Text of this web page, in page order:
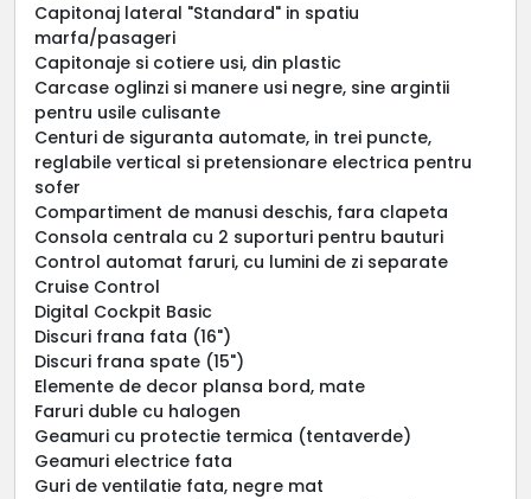
Capitonaj lateral "Standard" in spatiu
marfa/pasageri
Capitonaje si cotiere usi, din plastic
Carcase oglinzi si manere usi negre, sine argintii
pentru usile culisante
Centuri de siguranta automate, in trei puncte,
reglabile vertical si pretensionare electrica pentru
sofer
Compartiment de manusi deschis, fara clapeta
Consola centrala cu 2 suporturi pentru bauturi
Control automat faruri, cu lumini de zi separate
Cruise Control
Digital Cockpit Basic
Discuri frana fata (16")
Discuri frana spate (15")
Elemente de decor plansa bord, mate
Faruri duble cu halogen
Geamuri cu protectie termica (tentaverde)
Geamuri electrice fata
Guri de ventilatie fata, negre mat